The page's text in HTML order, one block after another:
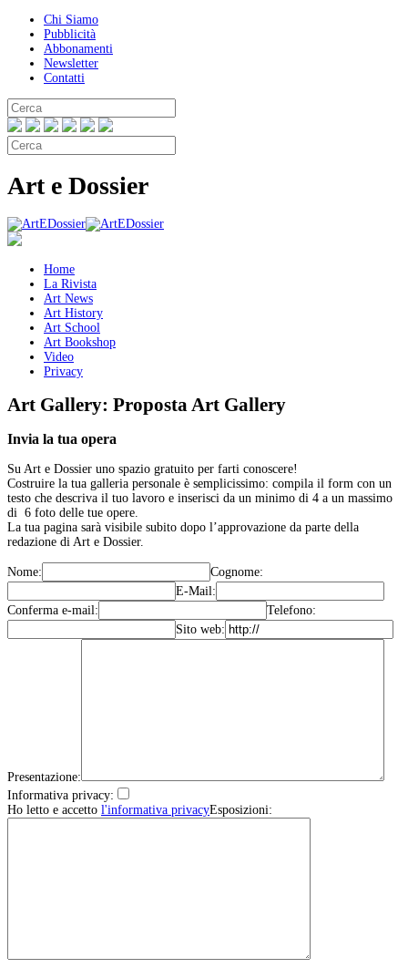
Chi Siamo
Pubblicità
Abbonamenti
Newsletter
Contatti
Art e Dossier
Home
La Rivista
Art News
Art History
Art School
Art Bookshop
Video
Privacy
Art Gallery: Proposta Art Gallery
Invia la tua opera
Su Art e Dossier uno spazio gratuito per farti conoscere!
Costruire la tua galleria personale è semplicissimo: compila il form con un
testo che descriva il tuo lavoro e inserisci da un minimo di 4 a un massimo
di 6 foto delle tue opere.
La tua pagina sarà visibile subito dopo l’approvazione da parte della
redazione di Art e Dossier.
Nome:
Cognome:
E-Mail:
Conferma e-mail:
Telefono:
Sito web:
Presentazione:
Informativa privacy:
Ho letto e accetto l'informativa privacyEsposizioni: